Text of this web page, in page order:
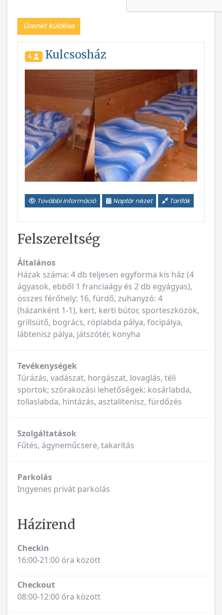
Üzenet küldése
4 Kulcsosház
Vissza
További információ Naptár nézet Tarifák
Felszereltség
Általános
Házak száma: 4 db teljesen egyforma kis ház (4
ágyasok, ebből 1 franciaágy és 2 db egyágyas),
összes férőhely: 16, fürdő, zuhanyzó: 4
(házanként 1-1), kert, kerti bútor, sporteszközök,
grillsütő, bogrács, röplabda pálya, focipálya,
lábtenisz pálya, játszótér, konyha
Tevékenységek
Túrázás, vadászat, horgászat, lovaglás, téli
sportok; szórakozási lehetőségek: kosárlabda,
tollaslabda, hintázás, asztalitenisz, fürdőzés
Szolgáltatások
Fűtés, ágyneműcsere, takarítás
Parkolás
Ingyenes privát parkolás
Házirend
Checkin
16:00-21:00 óra között
Checkout
08:00-12:00 óra között